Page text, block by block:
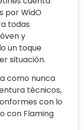
por WidO
todas
y
un toque
situación.
como nunca
técnicos,
con lo
con Flaming